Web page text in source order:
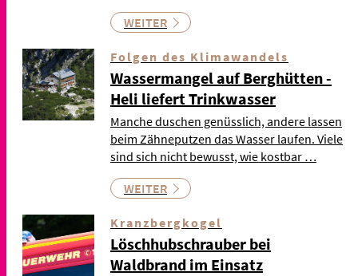
WEITER
Folgen des Klimawandels
Wassermangel auf Berghütten -
Heli liefert Trinkwasser
Manche duschen genüsslich, andere lassen
beim Zähneputzen das Wasser laufen. Viele
sind sich nicht bewusst, wie kostbar …
WEITER
Kranzbergkogel
Löschhubschrauber bei
Waldbrand im Einsatz